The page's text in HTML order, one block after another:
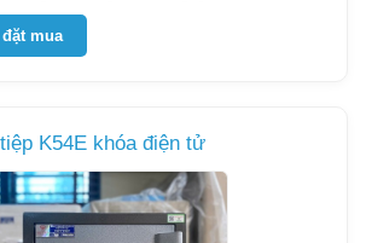
mua
K54E khóa điện tử